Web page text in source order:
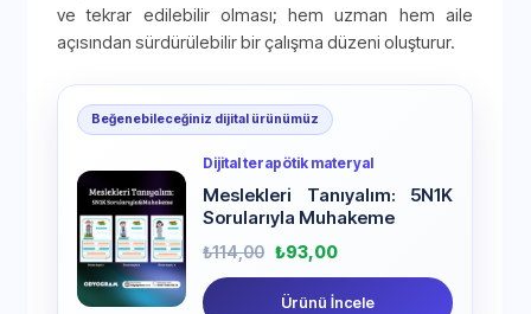
ve tekrar edilebilir olması; hem uzman hem aile
açısından sürdürülebilir bir çalışma düzeni oluşturur.
Beğenebileceğiniz dijital ürünümüz
Dijital terapötik materyal
Meslekleri Tanıyalım: 5N1K
Sorularıyla Muhakeme
₺114,00 ₺93,00
Ürünü İncele